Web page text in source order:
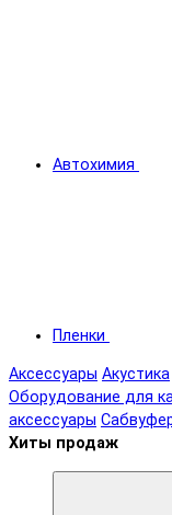
Автохимия
Пленки
Аксессуары Акустика
Оборудование для
аксессуары
Хиты продаж